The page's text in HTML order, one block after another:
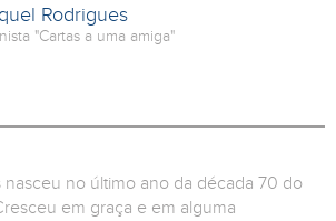
Rodrigues
"Cartas a uma amiga"
nasceu no último ano da década 70 do
em graça e em alguma